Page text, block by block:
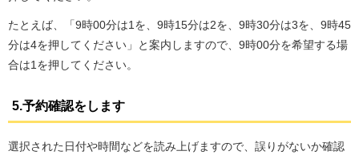
たとえば、「9時00分は1を、9時15分は2を、9時30分は3を、9時45
分は4を押してください」と案内しますので、9時00分を希望する場
合は1を押してください。
5.予約確認をします
選択された日付や時間などを読み上げますので、誤りがないか確認